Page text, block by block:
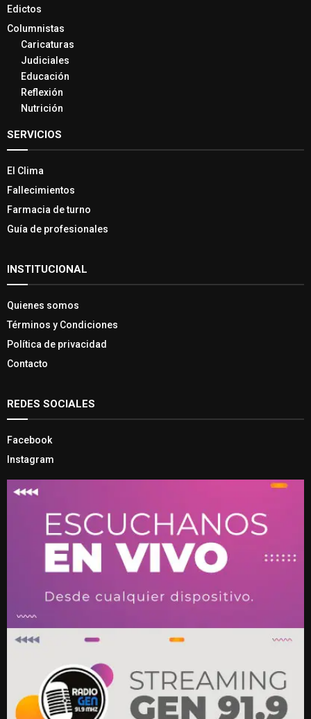
Edictos
Columnistas
Caricaturas
Judiciales
Educación
Reflexión
Nutrición
SERVICIOS
El Clima
Fallecimientos
Farmacia de turno
Guía de profesionales
INSTITUCIONAL
Quienes somos
Términos y Condiciones
Política de privacidad
Contacto
REDES SOCIALES
Facebook
Instagram